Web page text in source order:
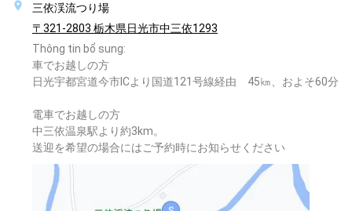
三依渓流つり場
〒321-2803 栃木県日光市中三依1293
Thông tin bổ sung:
車でお越しの方
日光宇都宮道今市ICより国道121号線経由 45㎞、およそ60分
電車でお越しの方
中三依温泉駅より約3km。
送迎を希望の場合にはご予約時にお知らせください